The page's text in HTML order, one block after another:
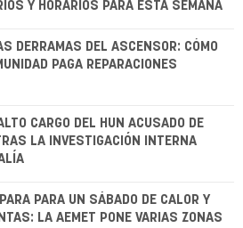
Y HORARIOS PARA ESTA SEMANA
DERRAMAS DEL ASCENSOR: CÓMO
PAGA REPARACIONES
CARGO DEL HUN ACUSADO DE
LA INVESTIGACIÓN INTERNA
PARA UN SÁBADO DE CALOR Y
LA AEMET PONE VARIAS ZONAS